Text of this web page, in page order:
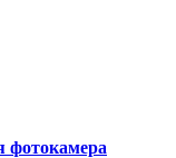
фотокамера